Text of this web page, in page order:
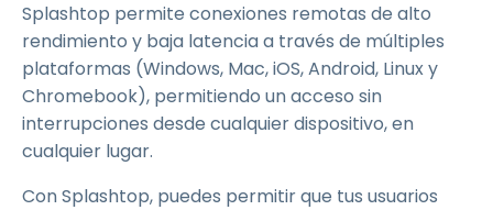
Splashtop permite conexiones remotas de alto
rendimiento y baja latencia a través de múltiples
plataformas (Windows, Mac, iOS, Android, Linux y
Chromebook), permitiendo un acceso sin
interrupciones desde cualquier dispositivo, en
cualquier lugar.
Con Splashtop, puedes permitir que tus usuarios